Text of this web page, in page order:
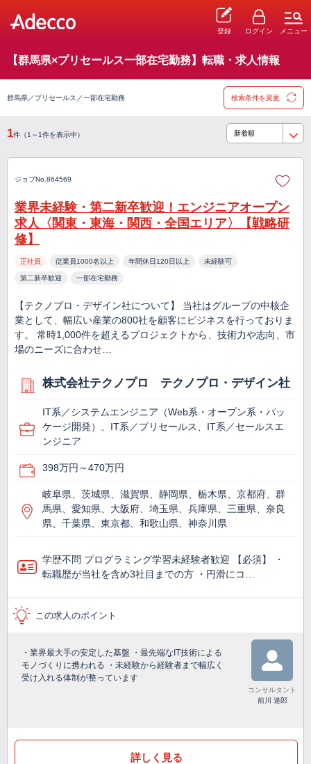
登録 ログイン メニュー
【群馬県×プリセールス一部在宅勤務】転職・求人情報
群馬県／プリセールス／一部在宅勤務 検索条件を変更
1件（1～1件を表示中）
ジョブNo.864569
業界未経験・第二新卒歓迎！エンジニアオープン
求人〈関東・東海・関西・全国エリア〉【戦略研
修】
正社員 従業員1000名以上 年間休日120日以上 未経験可
第二新卒歓迎 一部在宅勤務
【テクノプロ・デザイン社について】 当社はグループの中核企
業として、幅広い産業の800社を顧客にビジネスを行っておりま
す。 常時1,000件を超えるプロジェクトから、技術力や志向、市
場のニーズに合わせ…
株式会社テクノプロ テクノプロ・デザイン社
IT系／システムエンジニア（Web系・オープン系・パッ
ケージ開発）、IT系／プリセールス、IT系／セールスエ
ンジニア
398万円～470万円
岐阜県、茨城県、滋賀県、静岡県、栃木県、京都府、群
馬県、愛知県、大阪府、埼玉県、兵庫県、三重県、奈良
県、千葉県、東京都、和歌山県、神奈川県
学歴不問 プログラミング学習未経験者歓迎 【必須】 ・
転職歴が当社を含め3社目までの方 ・円滑にコ…
この求人のポイント
・業界最大手の安定した基盤 ・最先端なIT技術による
モノづくりに携われる ・未経験から経験者まで幅広く
受け入れる体制が整っています
コンサルタント
前川 達郎
詳しく見る